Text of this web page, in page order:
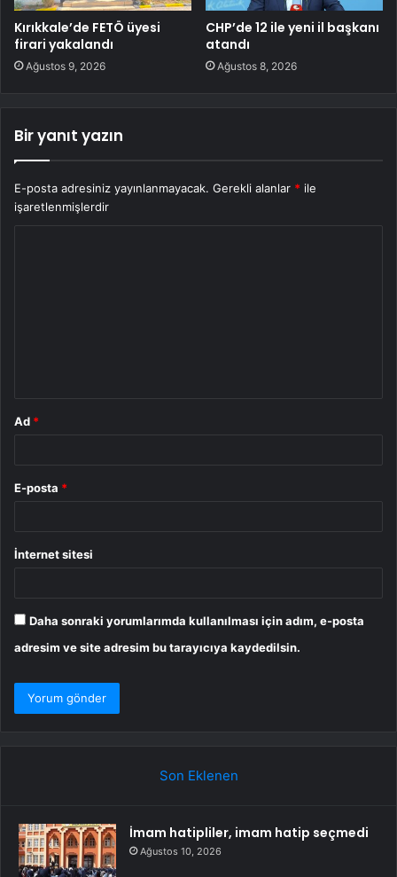
Kırıkkale’de FETÖ üyesi
firari yakalandı
Ağustos 9, 2026
CHP’de 12 ile yeni il başkanı
atandı
Ağustos 8, 2026
Bir yanıt yazın
E-posta adresiniz yayınlanmayacak. Gerekli alanlar * ile
işaretlenmişlerdir
Ad *
E-posta *
İnternet sitesi
Daha sonraki yorumlarımda kullanılması için adım, e-posta
adresim ve site adresim bu tarayıcıya kaydedilsin.
Son Eklenen
İmam hatipliler, imam hatip seçmedi
Ağustos 10, 2026